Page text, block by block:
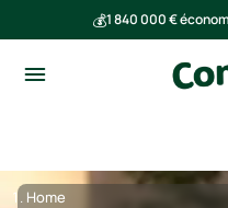
💰1 840 000 €
Home